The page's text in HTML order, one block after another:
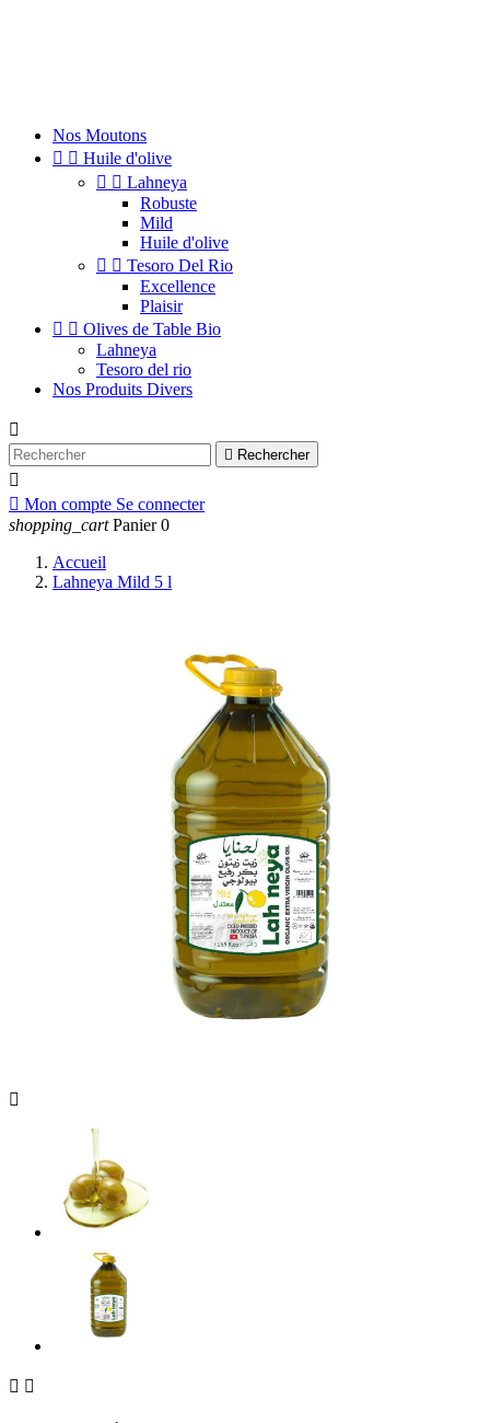
Nos Moutons
  Huile d'olive
  Lahneya
Robuste
Mild
Huile d'olive
  Tesoro Del Rio
Excellence
Plaisir
  Olives de Table Bio
Lahneya
Tesoro del rio
Nos Produits Divers

 Rechercher

 Mon compte Se connecter
shopping_cart Panier 0
Accueil
Lahneya Mild 5 l

 